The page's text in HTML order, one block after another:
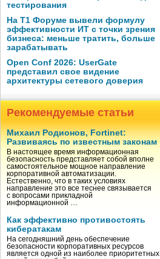
тестирования
На Т1 Форуме вывели формулу
эффективности ИТ с точки зрения
бизнеса: меньше тратить, больше
зарабатывать
Open Conf 2026: UserGate
представил свое видение
архитектуры сетевого доверия
Рекомендуемые статьи
Михаил Родионов, Fortinet:
Развиваясь по известным законам
В настоящее время информационная
безопасность представляет собой вполне
самостоятельное мощное направление
корпоративной автоматизации.
Естественно, что в таких условиях
направление это все теснее связывается
с вопросами прикладной
информационной …
Как эффективно противостоять
кибератакам
На сегодняшний день обеспечение
безопасности корпоративных ресурсов
является одной из наиболее приоритетных